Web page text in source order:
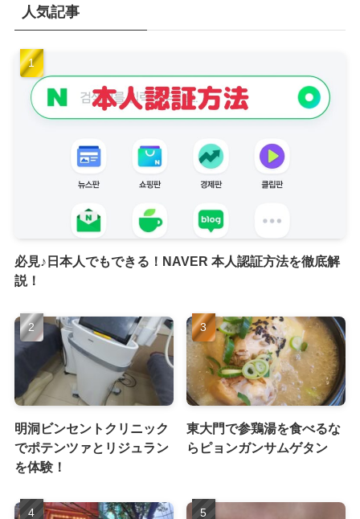
ブ人気記事
必見♪日本人でもできる！NAVER 本人認証方法を徹底解
説！
明洞ビンセントクリニック
でポテンツァとリジュラン
を体験！
東大門で参鶏湯を食べるな
らピョンガンサムゲタン